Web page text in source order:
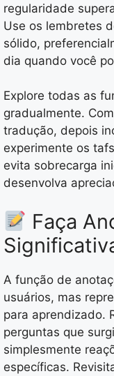
regularidade
Use os lembretes
sólido,
dia quando você
Explore todas as
gradualmente.
tradução, depois
experimente os
evita sobrecarga
desenvolva
Faça
A função de
usuários, mas
para aprendizado.
perguntas que
simplesmente
específicas.